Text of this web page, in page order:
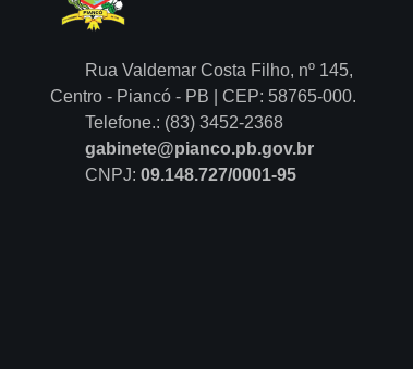
Rua Valdemar Costa Filho, nº 145,
Centro - Piancó - PB | CEP: 58765-000.
Telefone.: (83) 3452-2368
gabinete@pianco.pb.gov.br
CNPJ: 09.148.727/0001-95